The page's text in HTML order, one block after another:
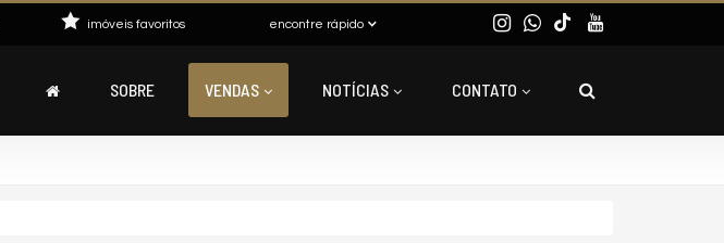
encontre rápido
imóveis favoritos
SOBRE VENDAS NOTÍCIAS CONTATO